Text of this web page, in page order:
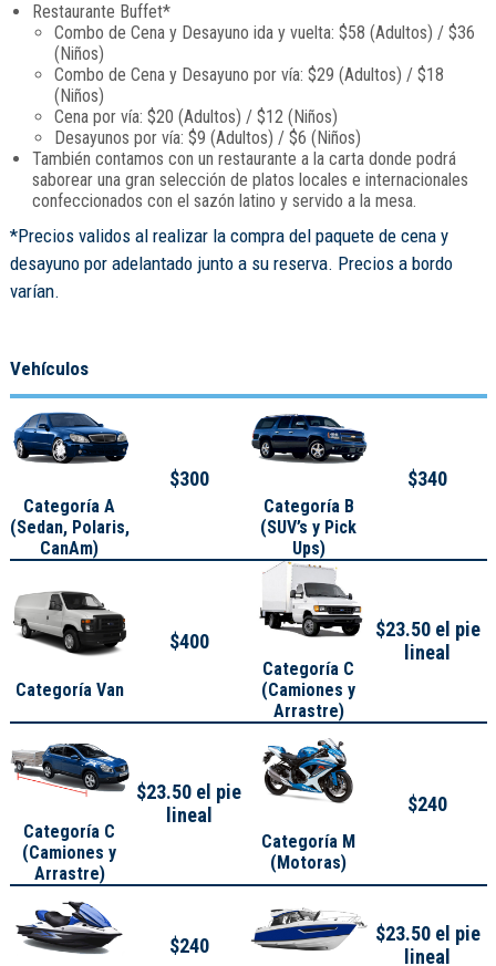
Restaurante Buffet*
Combo de Cena y Desayuno ida y vuelta: $58 (Adultos) / $36
(Niños)
Combo de Cena y Desayuno por vía: $29 (Adultos) / $18
(Niños)
Cena por vía: $20 (Adultos) / $12 (Niños)
Desayunos por vía: $9 (Adultos) / $6 (Niños)
También contamos con un restaurante a la carta donde podrá
saborear una gran selección de platos locales e internacionales
confeccionados con el sazón latino y servido a la mesa.
*Precios validos al realizar la compra del paquete de cena y
desayuno por adelantado junto a su reserva. Precios a bordo
varían.
Vehículos
Categoría A
(Sedan, Polaris,
CanAm)
$300
Categoría B
(SUV’s y Pick
Ups)
$340
Categoría Van
$400
Categoría C
(Camiones y
Arrastre)
$23.50 el pie
lineal
Categoría C
(Camiones y
Arrastre)
$23.50 el pie
lineal
Categoría M
(Motoras)
$240
$240
$23.50 el pie
lineal